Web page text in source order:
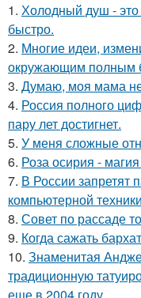
1. Холодный душ - это
быстро.
2. Многие идеи,
окружающим полным
3. Думаю, моя мама
4. Россия полного
пару лет достигнет.
5. У меня сложные
6. Роза осирия -
7. В России запретят
компьютерной
8. Совет по рассаде
9. Когда сажать
10. Знаменитая
традиционную